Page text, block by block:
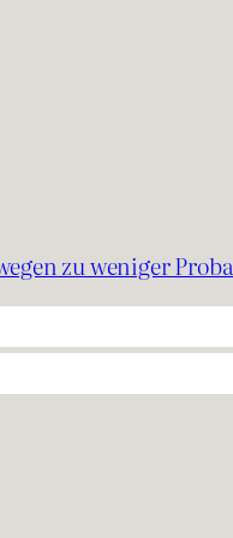
zu weniger